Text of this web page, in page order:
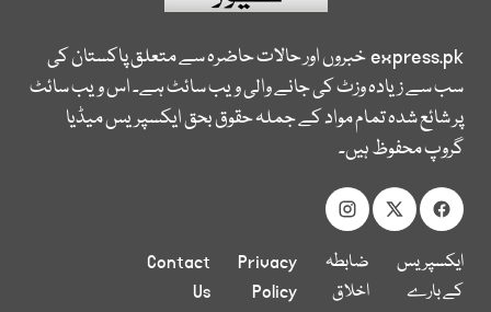
express.pkخبروں اور حالات حاضرہ سے متعلق پاکستان کی
سب سے زیادہ وزٹ کی جانے والی ویب سائٹ ہے۔ اس ویب سائٹ
پر شائع شدہ تمام مواد کے جملہ حقوق بحق ایکسپریس میڈیا
گروپ محفوظ ہیں۔
ایکسپریس
کے بارے
ضابطہ
اخلاق
Privacy
Policy
Contact
Us